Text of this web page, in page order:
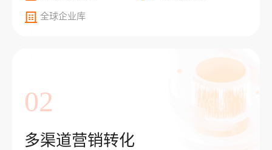
全球企业库
02
多渠道营销转化